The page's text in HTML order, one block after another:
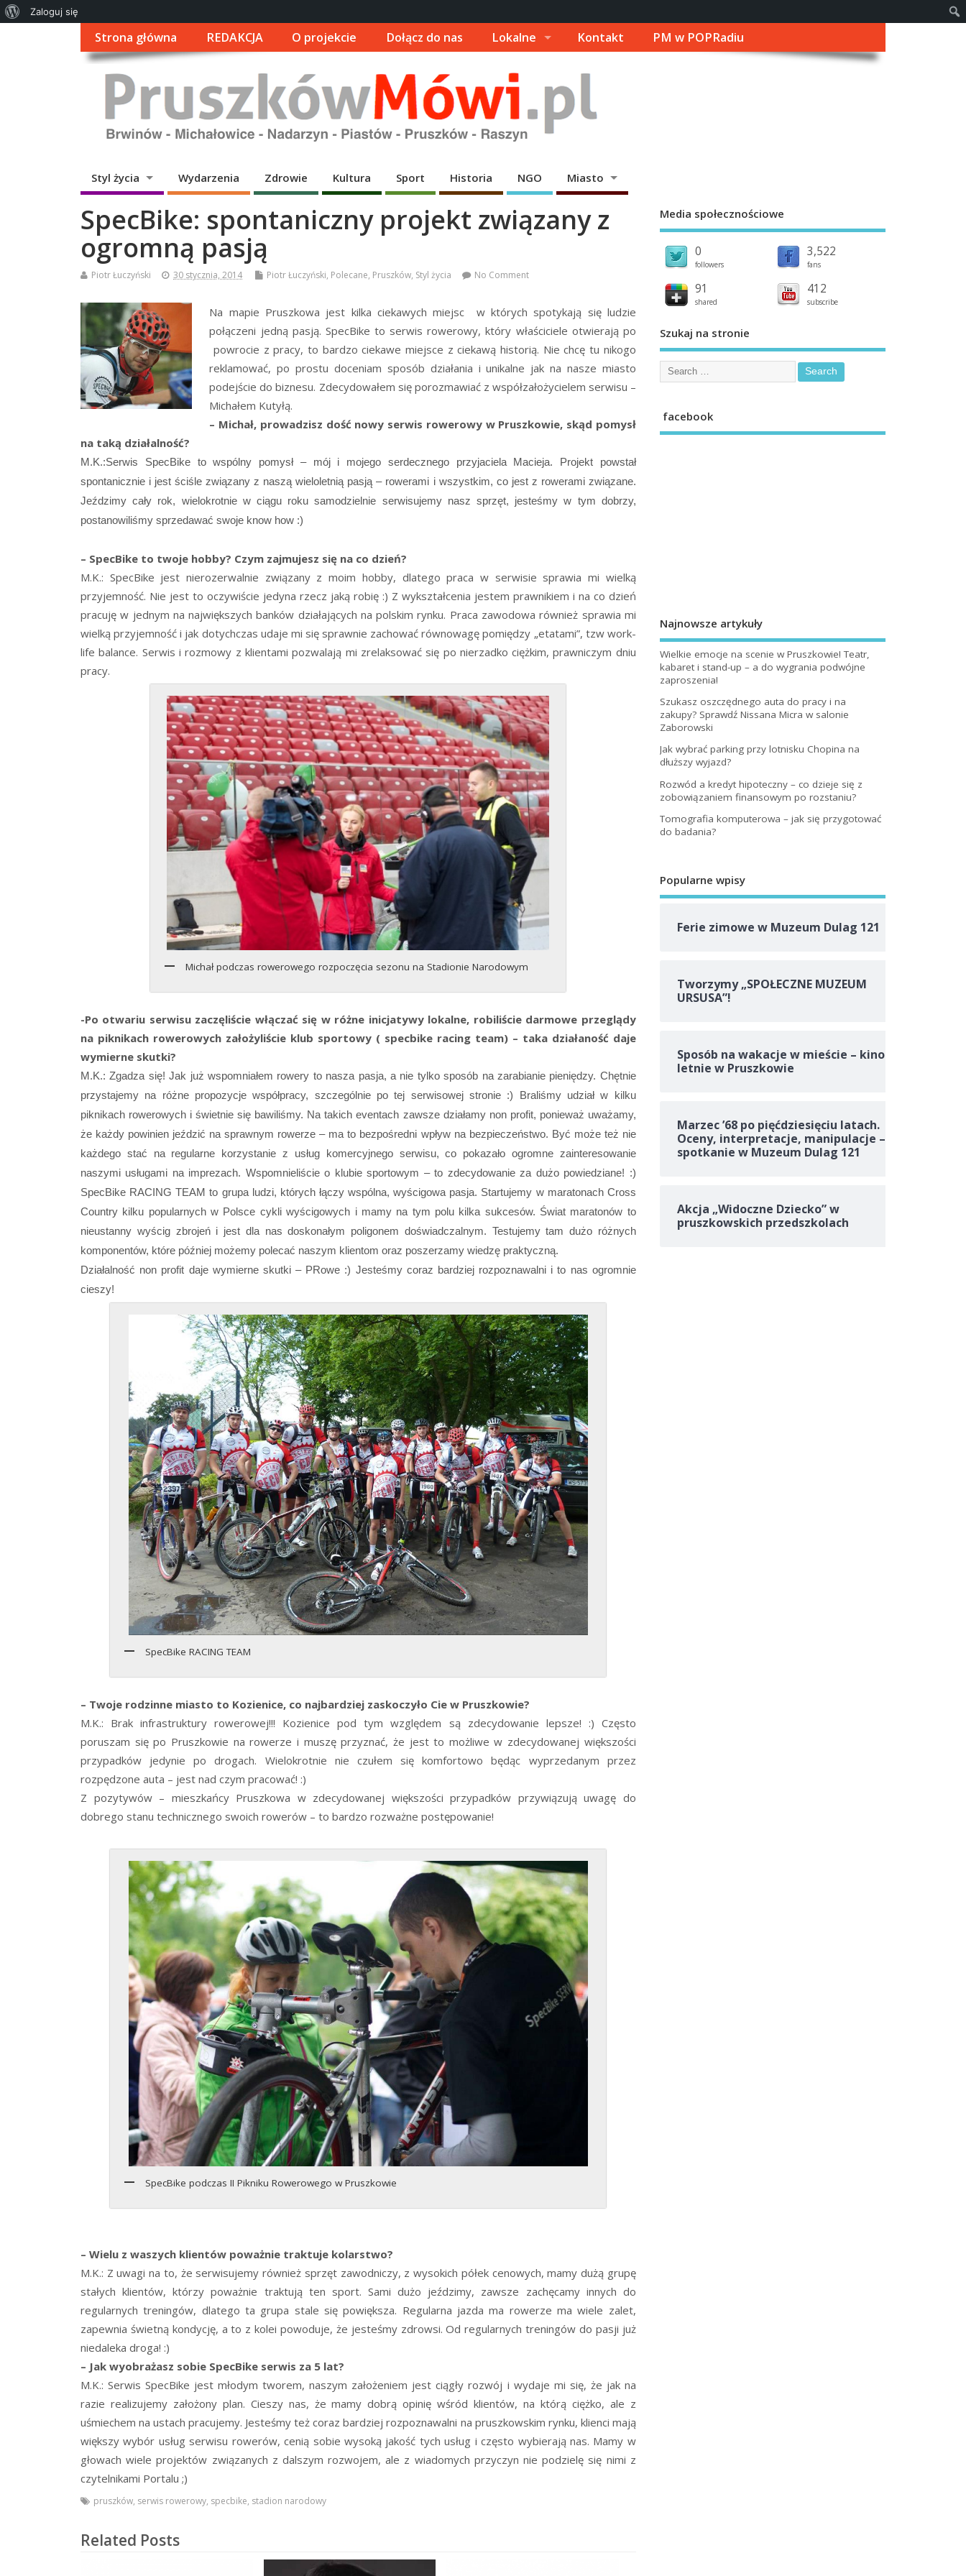
Strona główna REDAKCJA O projekcie Dołącz do nas Lokalne Kontakt PM w POPRadiu
Styl życia Wydarzenia Zdrowie Kultura Sport Historia NGO Miasto
SpecBike: spontaniczny projekt związany z
ogromną pasją
Piotr Łuczyński 30 stycznia, 2014 Piotr Łuczyński, Polecane, Pruszków, Styl życia No Comment
Na mapie Pruszkowa jest kilka ciekawych miejsc w których spotykają się ludzie
połączeni jedną pasją. SpecBike to serwis rowerowy, który właściciele otwierają po
powrocie z pracy, to bardzo ciekawe miejsce z ciekawą historią. Nie chcę tu nikogo
reklamować, po prostu doceniam sposób działania i unikalne jak na nasze miasto
podejście do biznesu. Zdecydowałem się porozmawiać z współzałożycielem serwisu –
Michałem Kutyłą.
– Michał, prowadzisz dość nowy serwis rowerowy w Pruszkowie, skąd pomysł
na taką działalność?
M.K.:Serwis SpecBike to wspólny pomysł – mój i mojego serdecznego przyjaciela Macieja. Projekt powstał
spontanicznie i jest ściśle związany z naszą wieloletnią pasją – rowerami i wszystkim, co jest z rowerami związane.
Jeździmy cały rok, wielokrotnie w ciągu roku samodzielnie serwisujemy nasz sprzęt, jesteśmy w tym dobrzy,
postanowiliśmy sprzedawać swoje know how :)
– SpecBike to twoje hobby? Czym zajmujesz się na co dzień?
M.K.: SpecBike jest nierozerwalnie związany z moim hobby, dlatego praca w serwisie sprawia mi wielką
przyjemność. Nie jest to oczywiście jedyna rzecz jaką robię :) Z wykształcenia jestem prawnikiem i na co dzień
pracuję w jednym na największych banków działających na polskim rynku. Praca zawodowa również sprawia mi
wielką przyjemność i jak dotychczas udaje mi się sprawnie zachować równowagę pomiędzy „etatami”, tzw work-
life balance. Serwis i rozmowy z klientami pozwalają mi zrelaksować się po nierzadko ciężkim, prawniczym dniu
pracy.
Michał podczas rowerowego rozpoczęcia sezonu na Stadionie Narodowym
-Po otwariu serwisu zaczęliście włączać się w różne inicjatywy lokalne, robiliście darmowe przeglądy
na piknikach rowerowych założyliście klub sportowy ( specbike racing team) – taka działaność daje
wymierne skutki?
M.K.: Zgadza się! Jak już wspomniałem rowery to nasza pasja, a nie tylko sposób na zarabianie pieniędzy. Chętnie
przystajemy na różne propozycje współpracy, szczególnie po tej serwisowej stronie :) Braliśmy udział w kilku
piknikach rowerowych i świetnie się bawiliśmy. Na takich eventach zawsze działamy non profit, ponieważ uważamy,
że każdy powinien jeździć na sprawnym rowerze – ma to bezpośredni wpływ na bezpieczeństwo. Być może też nie
każdego stać na regularne korzystanie z usług komercyjnego serwisu, co pokazało ogromne zainteresowanie
naszymi usługami na imprezach. Wspomnieliście o klubie sportowym – to zdecydowanie za dużo powiedziane! :)
SpecBike RACING TEAM to grupa ludzi, których łączy wspólna, wyścigowa pasja. Startujemy w maratonach Cross
Country kilku popularnych w Polsce cykli wyścigowych i mamy na tym polu kilka sukcesów. Świat maratonów to
nieustanny wyścig zbrojeń i jest dla nas doskonałym poligonem doświadczalnym. Testujemy tam dużo różnych
komponentów, które później możemy polecać naszym klientom oraz poszerzamy wiedzę praktyczną.
Działalność non profit daje wymierne skutki – PRowe :) Jesteśmy coraz bardziej rozpoznawalni i to nas ogromnie
cieszy!
SpecBike RACING TEAM
– Twoje rodzinne miasto to Kozienice, co najbardziej zaskoczyło Cie w Pruszkowie?
M.K.: Brak infrastruktury rowerowej!!! Kozienice pod tym względem są zdecydowanie lepsze! :) Często
poruszam się po Pruszkowie na rowerze i muszę przyznać, że jest to możliwe w zdecydowanej większości
przypadków jedynie po drogach. Wielokrotnie nie czułem się komfortowo będąc wyprzedanym przez
rozpędzone auta – jest nad czym pracować! :)
Z pozytywów – mieszkańcy Pruszkowa w zdecydowanej większości przypadków przywiązują uwagę do
dobrego stanu technicznego swoich rowerów – to bardzo rozważne postępowanie!
SpecBike podczas II Pikniku Rowerowego w Pruszkowie
– Wielu z waszych klientów poważnie traktuje kolarstwo?
M.K.: Z uwagi na to, że serwisujemy również sprzęt zawodniczy, z wysokich półek cenowych, mamy dużą grupę
stałych klientów, którzy poważnie traktują ten sport. Sami dużo jeździmy, zawsze zachęcamy innych do
regularnych treningów, dlatego ta grupa stale się powiększa. Regularna jazda ma rowerze ma wiele zalet,
zapewnia świetną kondycję, a to z kolei powoduje, że jesteśmy zdrowsi. Od regularnych treningów do pasji już
niedaleka droga! :)
– Jak wyobrażasz sobie SpecBike serwis za 5 lat?
M.K.: Serwis SpecBike jest młodym tworem, naszym założeniem jest ciągły rozwój i wydaje mi się, że jak na
razie realizujemy założony plan. Cieszy nas, że mamy dobrą opinię wśród klientów, na którą ciężko, ale z
uśmiechem na ustach pracujemy. Jesteśmy też coraz bardziej rozpoznawalni na pruszkowskim rynku, klienci mają
większy wybór usług serwisu rowerów, cenią sobie wysoką jakość tych usług i często wybierają nas. Mamy w
głowach wiele projektów związanych z dalszym rozwojem, ale z wiadomych przyczyn nie podzielę się nimi z
czytelnikami Portalu ;)
pruszków, serwis rowerowy, specbike, stadion narodowy
Related Posts
Media społecznościowe
0
followers
3,522
fans
91
shared
412
subscribe
Szukaj na stronie
facebook
Najnowsze artykuły
Wielkie emocje na scenie w Pruszkowie! Teatr,
kabaret i stand-up – a do wygrania podwójne
zaproszenia!
Szukasz oszczędnego auta do pracy i na
zakupy? Sprawdź Nissana Micra w salonie
Zaborowski
Jak wybrać parking przy lotnisku Chopina na
dłuższy wyjazd?
Rozwód a kredyt hipoteczny – co dzieje się z
zobowiązaniem finansowym po rozstaniu?
Tomografia komputerowa – jak się przygotować
do badania?
Popularne wpisy
Ferie zimowe w Muzeum Dulag 121
Tworzymy „SPOŁECZNE MUZEUM
URSUSA”!
Sposób na wakacje w mieście – kino
letnie w Pruszkowie
Marzec ’68 po pięćdziesięciu latach.
Oceny, interpretacje, manipulacje –
spotkanie w Muzeum Dulag 121
Akcja „Widoczne Dziecko” w
pruszkowskich przedszkolach
Zaloguj się